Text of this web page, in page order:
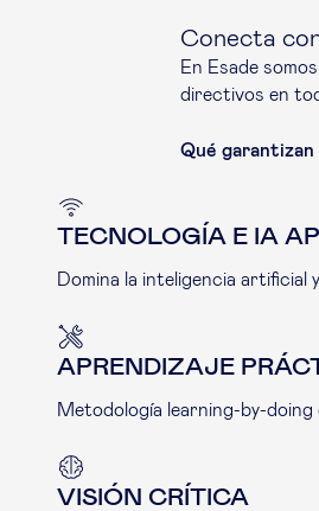
Conecta
En Esade
directivos en
Qué
TECNOLOGÍA E IA
Domina la inteligencia
APRENDIZAJE
Metodología learning-by-doing
VISIÓN CRÍTICA